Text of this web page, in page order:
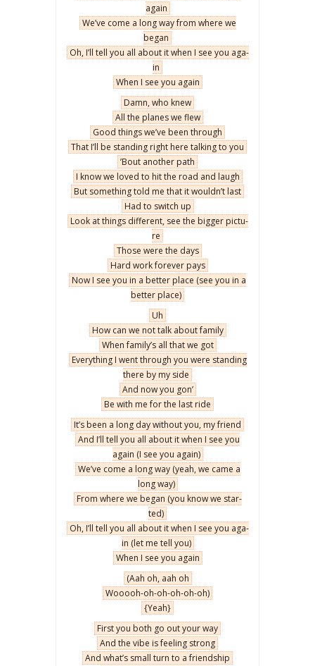
aga­in
We’ve come a long way from whe­re we
began
Oh, I’ll tell you all abo­ut it when I see you aga­
in
When I see you aga­in
Damn, who knew
All the pla­nes we flew
Good things we’ve been thro­ugh
That I’ll be stan­ding right here tal­king to you
’Bout ano­ther path
I know we loved to hit the road and laugh
But some­thing told me that it wouldn’t last
Had to switch up
Look at things dif­fe­rent, see the big­ger pic­tu­
re
Tho­se were the days
Hard work fore­ver pays
Now I see you in a bet­ter pla­ce (see you in a
bet­ter pla­ce)
Uh
How can we not talk abo­ut fami­ly
When family’s all that we got
Eve­ry­thing I went thro­ugh you were stan­ding
the­re by my side
And now you gon’
Be with me for the last ride
It’s been a long day witho­ut you, my friend
And I’ll tell you all abo­ut it when I see you
aga­in (I see you aga­in)
We’ve come a long way (yeah, we came a
long way)
From whe­re we began (you know we star­
ted)
Oh, I’ll tell you all abo­ut it when I see you aga­
in (let me tell you)
When I see you aga­in
(Aah oh, aah oh
Wooooh-oh-oh-oh-oh-oh)
{Yeah}
First you both go out your way
And the vibe is feeling strong
And what’s small turn to a friend­ship